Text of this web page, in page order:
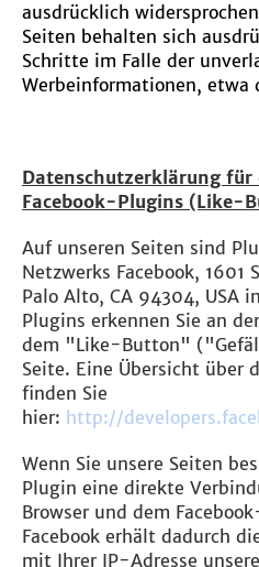
ausdrücklich
Seiten behalten sich
Schritte im Falle der
Werbeinformationen, etwa
Datenschutzerklärung für
Facebook-Plugins (Like-
Auf unseren Seiten sind
Netzwerks Facebook, 1601
Palo Alto, CA 94304, USA
Plugins erkennen Sie an
dem "Like-Button"
Seite. Eine Übersicht über
finden Sie
hier: http://
Wenn Sie unsere Seiten
Plugin eine direkte
Browser und dem
Facebook erhält dadurch
mit Ihrer IP-Adresse